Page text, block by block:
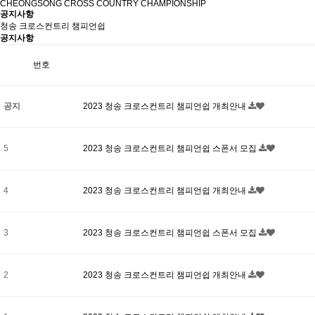
CHEONGSONG CROSS COUNTRY CHAMPIONSHIP
공지사항
청송 크로스컨트리 챔피언쉽
공지사항
번호
공지 2023 청송 크로스컨트리 챔피언쉽 개최안내
5 2023 청송 크로스컨트리 챔피언쉽 스폰서 모집
4 2023 청송 크로스컨트리 챔피언쉽 개최안내
3 2023 청송 크로스컨트리 챔피언쉽 스폰서 모집
2 2023 청송 크로스컨트리 챔피언쉽 개최안내